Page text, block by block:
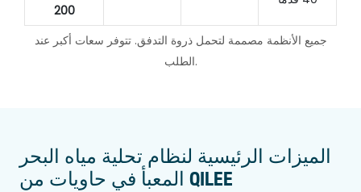
200
جميع الأنظمة مصممة لتحمل ذروة التدفق. تتوفر سعات أكبر عند
الطلب.
الميزات الرئيسية لنظام تحلية مياه البحر
المعبأ في حاويات من QILEE